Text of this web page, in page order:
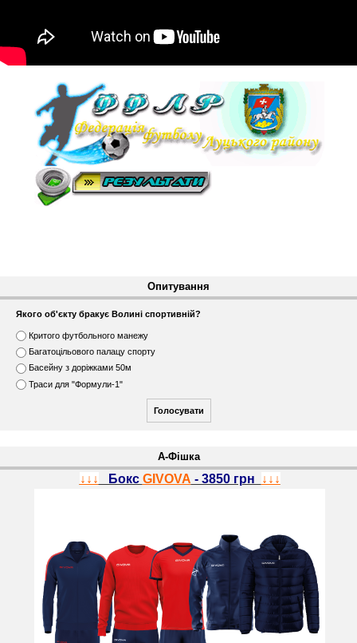
Опитування
Якого об'єкту бракує Волині спортивній?
В
а
р
і
а
Критого футбольного манежу
Багатоцільового палацу спорту
Басейну з доріжками 50м
Траси для "Формули-1"
А-Фішка
↓↓↓ Бокс GIVOVA - 3850 грн ↓↓↓